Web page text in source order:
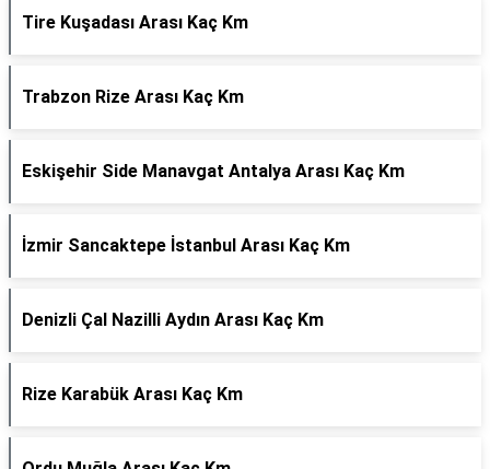
Tire Kuşadası Arası Kaç Km
Trabzon Rize Arası Kaç Km
Eskişehir Side Manavgat Antalya Arası Kaç Km
İzmir Sancaktepe İstanbul Arası Kaç Km
Denizli Çal Nazilli Aydın Arası Kaç Km
Rize Karabük Arası Kaç Km